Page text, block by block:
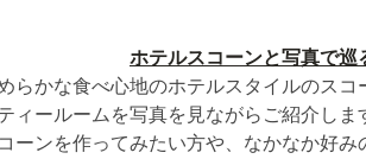
ホテルスコーンと写真で
らかな食べ心地のホテルスタイルのス
ィールームを写真を見ながらご紹介しま
ーンを作ってみたい方や、なかなか好